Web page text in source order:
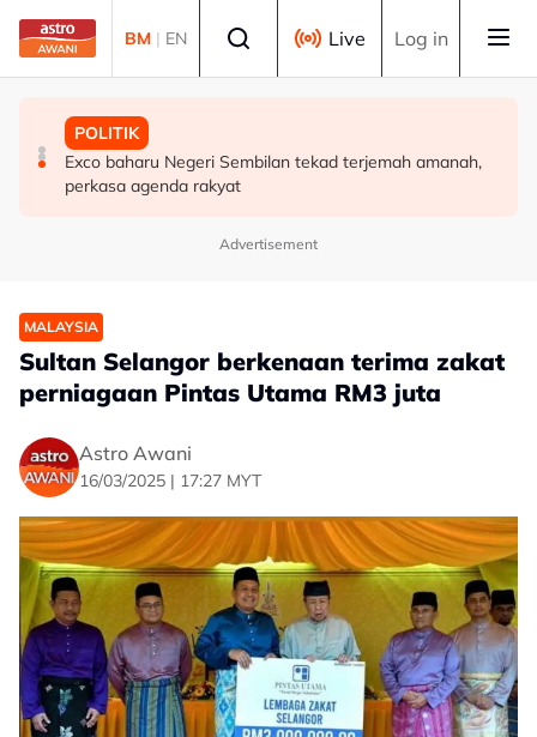
Skip to main content
BM | EN Live Log in
MALAYSIA
Terengganu adakan sesi libat urus bincang isu
kerosakan terumbu karang di Pulau Redang
POLITIK
Tiada keperluan PRU16 awal, parti komponen kekal
sokong PM - Fahmi
POLITIK
Exco baharu Negeri Sembilan tekad terjemah amanah,
perkasa agenda rakyat
Advertisement
MALAYSIA
Sultan Selangor berkenaan terima zakat
perniagaan Pintas Utama RM3 juta
Astro Awani
16/03/2025 | 17:27 MYT